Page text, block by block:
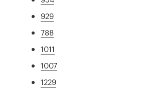
929
788
1011
1007
1229